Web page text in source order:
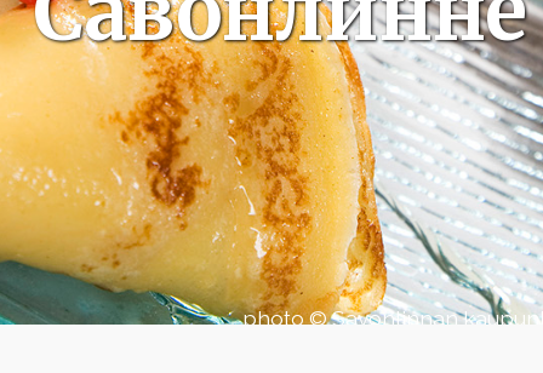
photo © Savonlinnan